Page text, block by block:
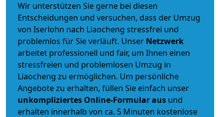
Wir unterstützen Sie gerne bei diesen
Entscheidungen und versuchen, dass der Umzug
von Iserlohn nach Liaocheng stressfrei und
problemlos für Sie verläuft. Unser Netzwerk
arbeitet professionell und fair, um Ihnen einen
stressfreien und problemlosen Umzug in
Liaocheng zu ermöglichen. Um persönliche
Angebote zu erhalten, füllen Sie einfach unser
unkompliziertes Online-Formular aus und
erhalten innerhalb von ca. 5 Minuten kostenlose